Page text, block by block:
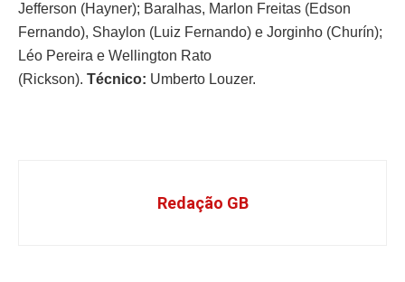
Jefferson (Hayner); Baralhas, Marlon Freitas (Edson
Fernando), Shaylon (Luiz Fernando) e Jorginho (Churín);
Léo Pereira e Wellington Rato
(Rickson). Técnico: Umberto Louzer.
Redação GB